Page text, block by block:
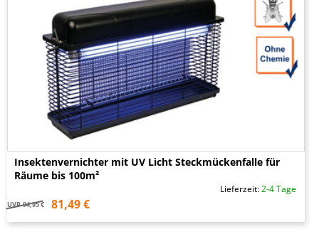
Insektenvernichter mit UV Licht Steckmückenfalle für
Räume bis 100m²
Lieferzeit:2-4 Tage
UVP 94,95 € 81,49 €